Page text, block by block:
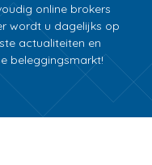
online brokers
wordt u dagelijks op
actualiteiten en
beleggingsmarkt!